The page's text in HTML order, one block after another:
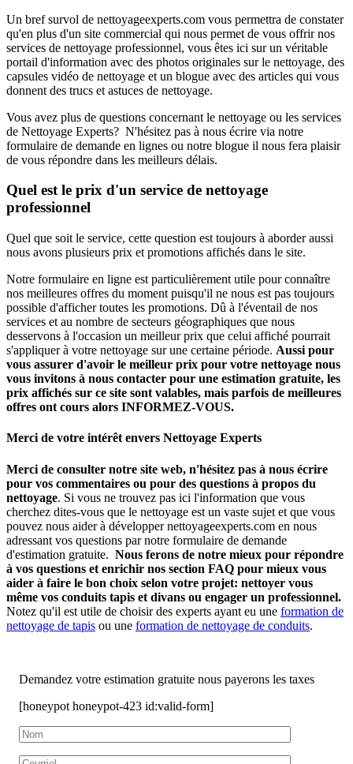
Un bref survol de nettoyageexperts.com vous permettra de constater
qu'en plus d'un site commercial qui nous permet de vous offrir nos
services de nettoyage professionnel, vous êtes ici sur un véritable
portail d'information avec des photos originales sur le nettoyage, des
capsules vidéo de nettoyage et un blogue avec des articles qui vous
donnent des trucs et astuces de nettoyage.
Vous avez plus de questions concernant le nettoyage ou les services
de Nettoyage Experts? N'hésitez pas à nous écrire via notre
formulaire de demande en lignes ou notre blogue il nous fera plaisir
de vous répondre dans les meilleurs délais.
Quel est le prix d'un service de nettoyage
professionnel
Quel que soit le service, cette question est toujours à aborder aussi
nous avons plusieurs prix et promotions affichés dans le site.
Notre formulaire en ligne est particulièrement utile pour connaître
nos meilleures offres du moment puisqu'il ne nous est pas toujours
possible d'afficher toutes les promotions. Dû à l'éventail de nos
services et au nombre de secteurs géographiques que nous
desservons à l'occasion un meilleur prix que celui affiché pourrait
s'appliquer à votre nettoyage sur une certaine période. Aussi pour
vous assurer d'avoir le meilleur prix pour votre nettoyage nous
vous invitons à nous contacter pour une estimation gratuite, les
prix affichés sur ce site sont valables, mais parfois de meilleures
offres ont cours alors INFORMEZ-VOUS.
Merci de votre intérêt envers Nettoyage Experts
Merci de consulter notre site web, n'hésitez pas à nous écrire
pour vos commentaires ou pour des questions à propos du
nettoyage. Si vous ne trouvez pas ici l'information que vous
cherchez dites-vous que le nettoyage est un vaste sujet et que vous
pouvez nous aider à développer nettoyageexperts.com en nous
adressant vos questions par notre formulaire de demande
d'estimation gratuite. Nous ferons de notre mieux pour répondre
à vos questions et enrichir nos section FAQ pour mieux vous
aider à faire le bon choix selon votre projet: nettoyer vous
même vos conduits tapis et divans ou engager un professionnel.
Notez qu'il est utile de choisir des experts ayant eu une formation de
nettoyage de tapis ou une formation de nettoyage de conduits.
Demandez votre estimation gratuite nous payerons les taxes
[honeypot honeypot-423 id:valid-form]